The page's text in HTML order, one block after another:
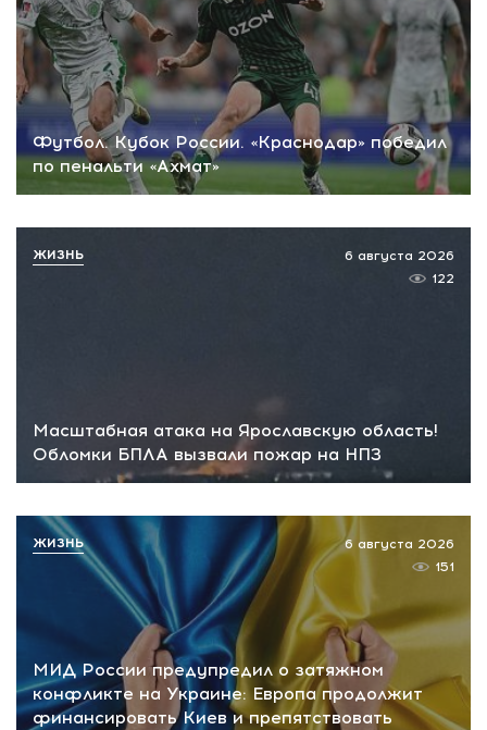
Футбол. Кубок России. «Краснодар» победил
по пенальти «Ахмат»
Масштабная атака на Ярославскую область!
Обломки БПЛА вызвали пожар на НПЗ
6 августа 2026
122
ЖИЗНЬ
МИД России предупредил о затяжном
конфликте на Украине: Европа продолжит
финансировать Киев и препятствовать
6 августа 2026
151
ЖИЗНЬ